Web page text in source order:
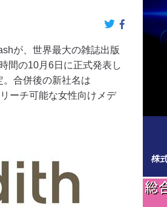
が、世界最大の雑誌出版
間の10月6日に正式発表し
合併後の新社名は
ーチ可能な女性向けメデ